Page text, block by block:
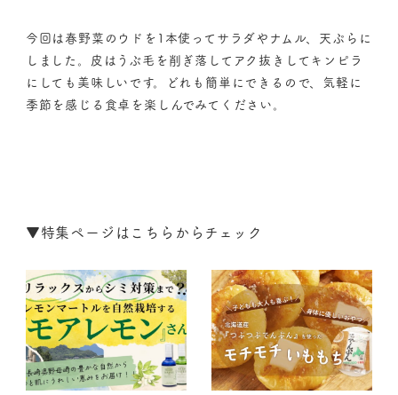
今回は春野菜のウドを1本使ってサラダやナムル、天ぷらに
しました。皮はうぶ毛を削ぎ落してアク抜きしてキンピラ
にしても美味しいです。どれも簡単にできるので、気軽に
季節を感じる食卓を楽しんでみてください。
▼特集ページはこちらからチェック